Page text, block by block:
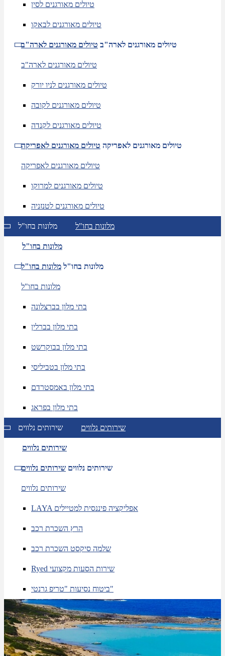
טיולים מאורגנים לסין
טיולים מאורגנים לבאקו
טיולים מאורגנים לארה"ב טיולים מאורגנים לארה"ב
טיולים מאורגנים לארה"ב
טיולים מאורגנים לניו יורק
טיולים מאורגנים לקובה
טיולים מאורגנים לקנדה
טיולים מאורגנים לאפריקה טיולים מאורגנים לאפריקה
טיולים מאורגנים לאפריקה
טיולים מאורגנים למרוקו
טיולים מאורגנים לטנזניה
מלונות בחו"ל מלונות בחו"ל
מלונות בחו"ל
מלונות בחו"ל מלונות בחו"ל
מלונות בחו"ל
בתי מלון בברצלונה
בתי מלון בברלין
בתי מלון בבוקרשט
בתי מלון בטביליסי
בתי מלון באמסטרדם
בתי מלון בפראג
שירותים נלווים שירותים נלווים
שירותים נלווים
שירותים נלווים שירותים נלווים
שירותים נלווים
LAYA אפליקציה פיננסית למטיילים
הרץ השכרת רכב
שלמה סיקסט השכרת רכב
Ryed שירות הסעות מקצועי
ביטוח נסיעות "טריפ גרנטי"